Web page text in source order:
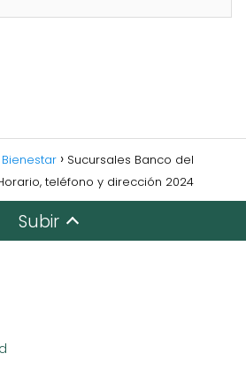
Sucursales Banco del
teléfono y dirección 2024
Subir